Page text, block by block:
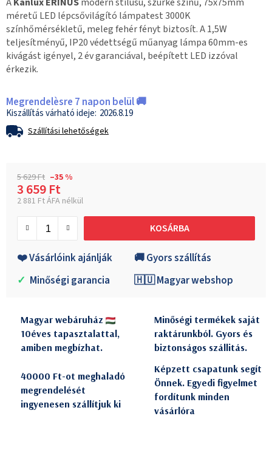
méretű LED lépcsővilágító lámpatest 3000K
színhőmérsékletű, meleg fehér fényt biztosít. A 1,5W
teljesítményű, IP20 védettségű műanyag lámpa 60mm-es
kivágást igényel, 2 év garanciával, beépített LED izzóval
érkezik.
Megrendelèsre 7 napon belül 🚚
2026.8.19
Szállítási lehetőségek
5 629 Ft –35 %
3 659 Ft
2 881 Ft ÁFA nélkül
KOSÁRBA
❤️ Vásárlóink ajánlják
🚚 Gyors szállítás
✓ Minőségi garancia 🇭🇺 Magyar webshop
Magyar webáruház
10éves tapasztalattal,
amiben megbízhat.
Minőségi termékek saját
raktárunkból. Gyors és
biztonságos szállitás.
40000 Ft-ot meghaladó
megrendelését
ingyenesen szállítjuk ki
Képzett csapatunk segít
Önnek. Egyedi figyelmet
fordítunk minden
vásárlóra